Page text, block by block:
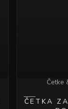
Četke
ČETKA